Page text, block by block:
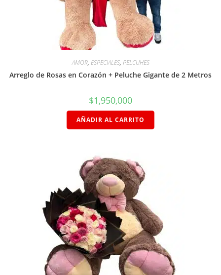
AMOR, ESPECIALES, PELCUHES
Arreglo de Rosas en Corazón + Peluche Gigante de 2 Metros
$1,950,000
AÑADIR AL CARRITO